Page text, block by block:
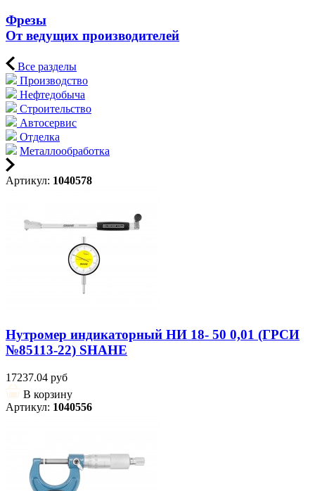
Фрезы
От ведущих производителей
Все разделы
Производство
Нефтедобыча
Строительство
Автосервис
Отделка
Металлообработка
Артикул: 1040578
Нутромер индикаторный НИ 18- 50 0,01 (ГРСИ
№85113-22) SHAHE
17237.04 руб
В корзину
Артикул: 1040556